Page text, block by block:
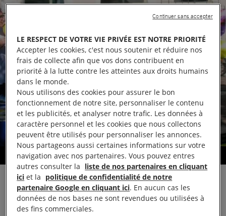
Stand d'information
LE RESPECT DE VOTRE VIE PRIVÉE EST NOTRE PRIORITÉ
Accepter les cookies, c'est nous soutenir et réduire nos
frais de collecte afin que vos dons contribuent en
priorité à la lutte contre les atteintes aux droits humains
dans le monde.
Nous utilisons des cookies pour assurer le bon
fonctionnement de notre site, personnaliser le contenu
et les publicités, et analyser notre trafic. Les données à
caractère personnel et les cookies que nous collectons
peuvent être utilisés pour personnaliser les annonces.
Nous partageons aussi certaines informations sur votre
navigation avec nos partenaires. Vous pouvez entres
autres consulter la liste de nos partenaires en cliquant
ici et la politique de confidentialité de notre
partenaire Google en cliquant ici. En aucun cas les
données de nos bases ne sont revendues ou utilisées à
des fins commerciales.
Continuer sans accepter